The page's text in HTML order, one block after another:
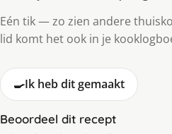
Eén tik — zo zien andere
lid komt het ook in je
🍳Ik heb dit gemaakt
Beoordeel dit recept